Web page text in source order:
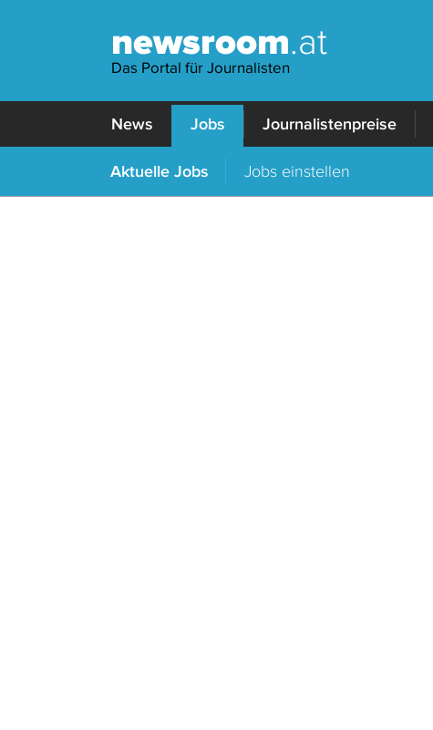
newsroom.at
Das Portal für Journalisten
News Jobs Journalistenpreise
Aktuelle Jobs Jobs einstellen